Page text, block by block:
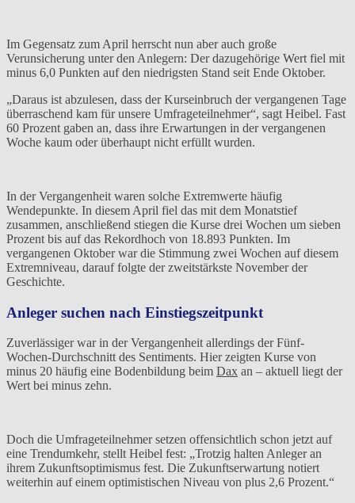
Im Gegensatz zum April herrscht nun aber auch große
Verunsicherung unter den Anlegern: Der dazugehörige Wert fiel mit
minus 6,0 Punkten auf den niedrigsten Stand seit Ende Oktober.
„Daraus ist abzulesen, dass der Kurseinbruch der vergangenen Tage
überraschend kam für unsere Umfrageteilnehmer“, sagt Heibel. Fast
60 Prozent gaben an, dass ihre Erwartungen in der vergangenen
Woche kaum oder überhaupt nicht erfüllt wurden.
In der Vergangenheit waren solche Extremwerte häufig
Wendepunkte. In diesem April fiel das mit dem Monatstief
zusammen, anschließend stiegen die Kurse drei Wochen um sieben
Prozent bis auf das Rekordhoch von 18.893 Punkten. Im
vergangenen Oktober war die Stimmung zwei Wochen auf diesem
Extremniveau, darauf folgte der zweitstärkste November der
Geschichte.
Anleger suchen nach Einstiegszeitpunkt
Zuverlässiger war in der Vergangenheit allerdings der Fünf-
Wochen-Durchschnitt des Sentiments. Hier zeigten Kurse von
minus 20 häufig eine Bodenbildung beim Dax an – aktuell liegt der
Wert bei minus zehn.
Doch die Umfrageteilnehmer setzen offensichtlich schon jetzt auf
eine Trendumkehr, stellt Heibel fest: „Trotzig halten Anleger an
ihrem Zukunftsoptimismus fest. Die Zukunftserwartung notiert
weiterhin auf einem optimistischen Niveau von plus 2,6 Prozent.“